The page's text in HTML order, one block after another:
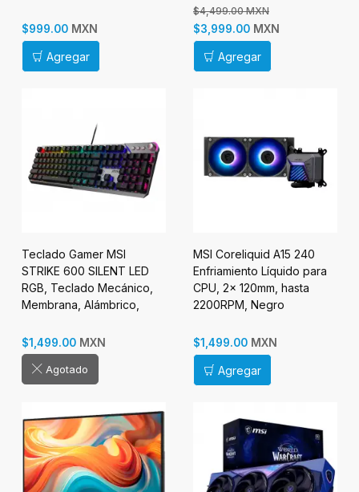
$999.00 MXN
Agregar
$4,499.00 MXN
$3,999.00 MXN
Agregar
Teclado Gamer MSI
STRIKE 600 SILENT LED
RGB, Teclado Mecánico,
Membrana, Alámbrico,
$1,499.00 MXN
Agotado
MSI Coreliquid A15 240
Enfriamiento Líquido para
CPU, 2x 120mm, hasta
2200RPM, Negro
$1,499.00 MXN
Agregar